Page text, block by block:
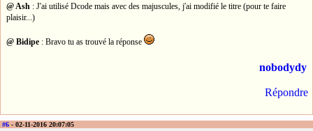
@ Ash : J'ai utilisé Dcode mais avec des majuscules, j'ai modifié le titre (pour te faire
plaisir...)
@ Bidipe : Bravo tu as trouvé la réponse
nobodydy
Répondre
#6 - 02-11-2016 20:07:05